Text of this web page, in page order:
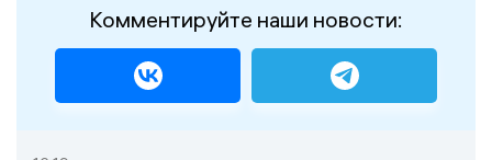
Комментируйте наши новости: